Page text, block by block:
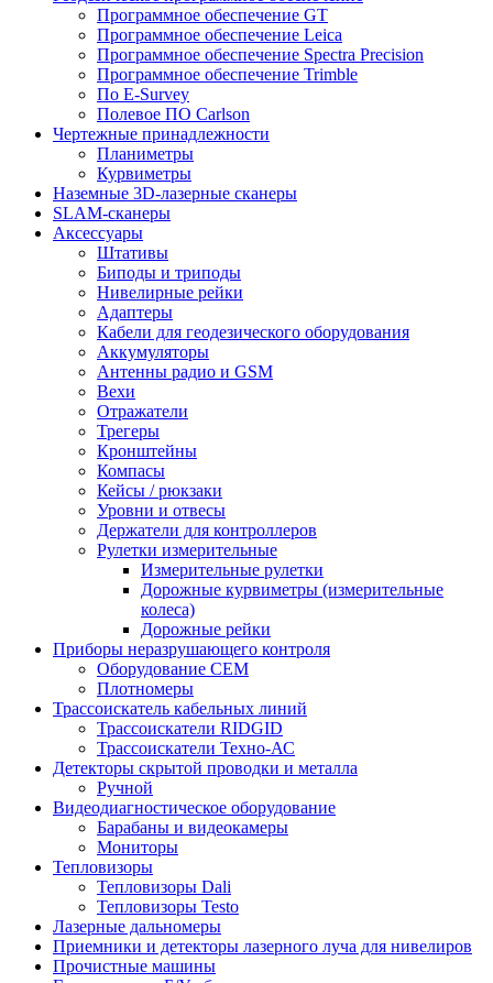
Программное обеспечение GT
Программное обеспечение Leica
Программное обеспечение Spectra Precision
Программное обеспечение Trimble
По E-Survey
Полевое ПО Carlson
Чертежные принадлежности
Планиметры
Курвиметры
Наземные 3D-лазерные сканеры
SLAM-сканеры
Аксессуары
Штативы
Биподы и триподы
Нивелирные рейки
Адаптеры
Кабели для геодезического оборудования
Аккумуляторы
Антенны радио и GSM
Вехи
Отражатели
Трегеры
Кронштейны
Компасы
Кейсы / рюкзаки
Уровни и отвесы
Держатели для контроллеров
Рулетки измерительные
Измерительные рулетки
Дорожные курвиметры (измерительные
колеса)
Дорожные рейки
Приборы неразрушающего контроля
Оборудование CEM
Плотномеры
Трассоискатель кабельных линий
Трассоискатели RIDGID
Трассоискатели Техно-АС
Детекторы скрытой проводки и металла
Ручной
Видеодиагностическое оборудование
Барабаны и видеокамеры
Мониторы
Тепловизоры
Тепловизоры Dali
Тепловизоры Testo
Лазерные дальномеры
Приемники и детекторы лазерного луча для нивелиров
Прочистные машины